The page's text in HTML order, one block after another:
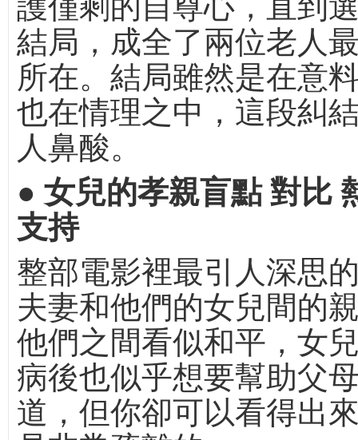
結局，成全了兩位老人
所在。結局雖然是在意
也在情理之中，這段糾
人鼻酸。
● 女兒的孝親盲點 對比
支持
整部電影裡最引人深思
夫妻和他們的女兒間的
他們之間看似和平，女
病後也似乎想要幫助父
道，但你卻可以看得出